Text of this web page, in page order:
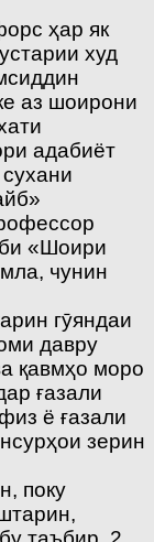
ҳар як
худ
аз шоирони
адабиёт
«Шоири
чунин
гӯяндаи
давру
қавмҳо моро
ғазали
ё ғазали
зерин
поку